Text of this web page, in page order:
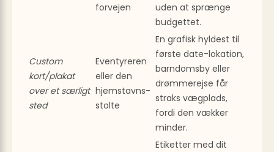
forvejen
uden at sprænge
budgettet.
Custom
kort/plakat
over et særligt
sted
Eventyreren
eller den
hjemstavns­
stolte
En grafisk hyldest til
første date-lokation,
barndomsby eller
drømme­rejse får
straks vægplads,
fordi den vækker
minder.
Etiketter med dit